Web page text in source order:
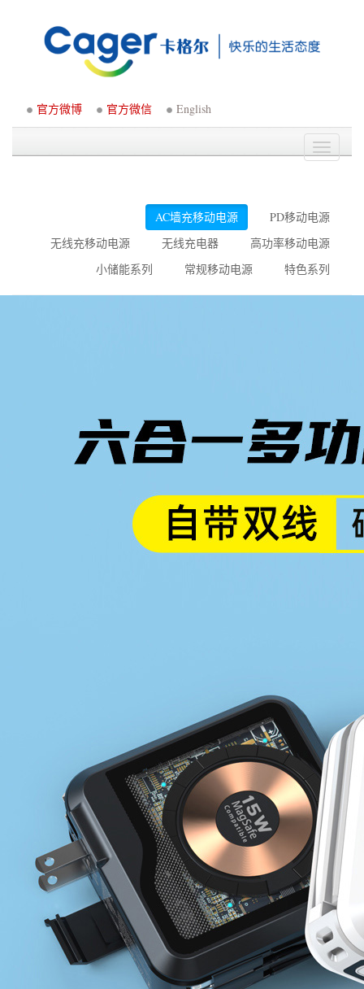
官方微博 官方微信 English
Toggle
AC墙充移动电源
PD移动电源
无线充移动电源
无线充电器
高功率移动电源
小储能系列
常规移动电源 特色系列